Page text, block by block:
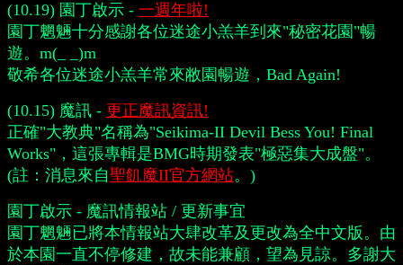
(10.19) 園丁啟示 - 一週年啦!
園丁魍魎十分感謝各位迷途小羔羊到來"秘密花園"暢
遊。m(_ _)m
敬希各位迷途小羔羊常來敝園暢遊，Bad Again!
(10.15) 魔訊 - 更正魔訊資訊!
正確"大教典"名稱為"Seikima-II Devil Bess You! Final
Works"，這張專輯是BMG時期發表"極惡集大成盤"。
(註：消息來自聖飢魔II官方網站。)
園丁啟示 - 魔訊情報站 / 更新事宜
園丁魍魎已將本情報站大肆改革及更改為全中文版。由
於本園一直不停修建，故未能兼顧，望為見諒。多謝大